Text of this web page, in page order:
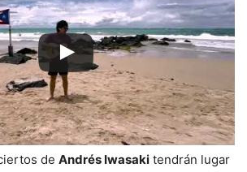
de Andrés Iwasaki tendrán lugar